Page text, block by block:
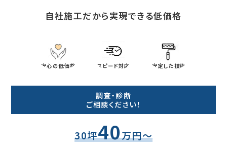
自社施工だから実現できる低価格
安心の低価格 スピード対応 安定した技術
調査・診断
ご相談ください！
30坪40万円～